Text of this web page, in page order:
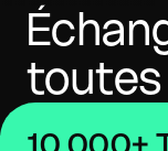
toutes